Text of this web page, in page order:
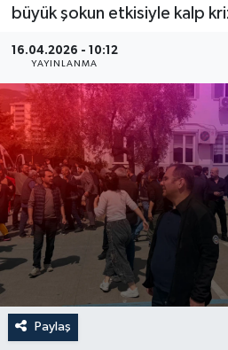
büyük şokun etkisiyle kalp
16.04.2026 - 10:12
YAYINLANMA
Paylaş
Spor
Haber Arşivi